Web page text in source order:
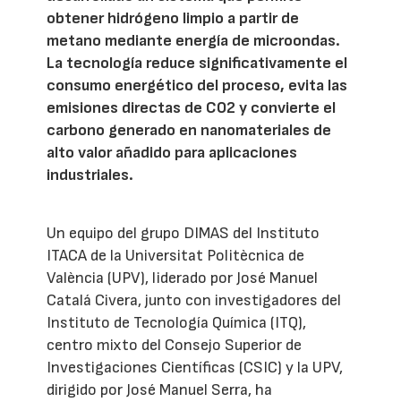
obtener hidrógeno limpio a partir de
metano mediante energía de microondas.
La tecnología reduce significativamente el
consumo energético del proceso, evita las
emisiones directas de CO2 y convierte el
carbono generado en nanomateriales de
alto valor añadido para aplicaciones
industriales.
Un equipo del grupo DIMAS del Instituto
ITACA de la Universitat Politècnica de
València (UPV), liderado por José Manuel
Catalá Civera, junto con investigadores del
Instituto de Tecnología Química (ITQ),
centro mixto del Consejo Superior de
Investigaciones Científicas (CSIC) y la UPV,
dirigido por José Manuel Serra, ha